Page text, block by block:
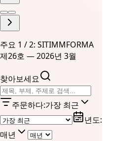
주요 1 / 2: SITIMMFORMA
제26호 — 2026년 3월
찾아보세요
주문하다:가장 최근
년도:
매년